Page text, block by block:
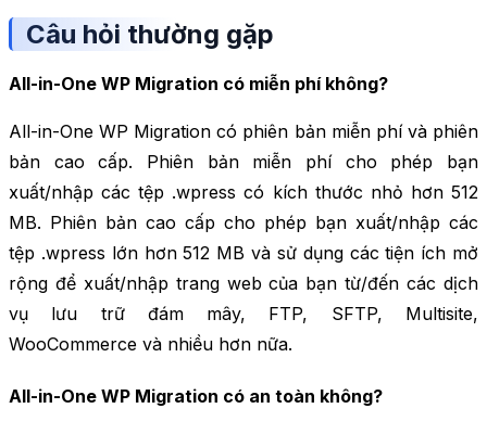
Câu hỏi thường gặp
All-in-One WP Migration có miễn phí không?
All-in-One WP Migration có phiên bản miễn phí và phiên
bản cao cấp. Phiên bản miễn phí cho phép bạn
xuất/nhập các tệp .wpress có kích thước nhỏ hơn 512
MB. Phiên bản cao cấp cho phép bạn xuất/nhập các
tệp .wpress lớn hơn 512 MB và sử dụng các tiện ích mở
rộng để xuất/nhập trang web của bạn từ/đến các dịch
vụ lưu trữ đám mây, FTP, SFTP, Multisite,
WooCommerce và nhiều hơn nữa.
All-in-One WP Migration có an toàn không?